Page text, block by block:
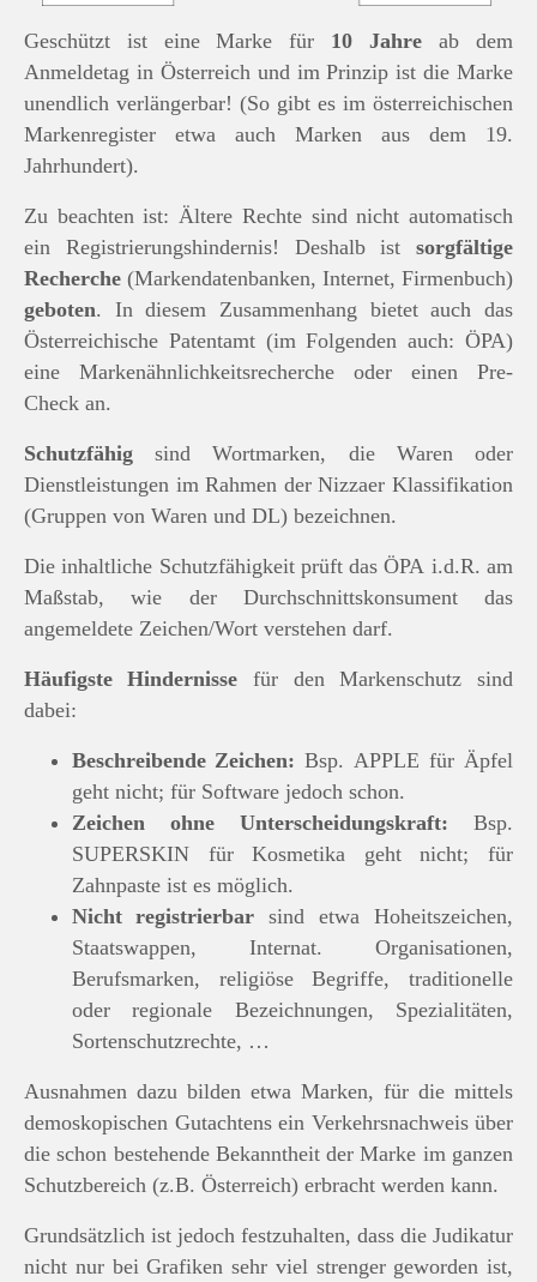
Geschützt ist eine Marke für 10 Jahre ab dem
Anmeldetag in Österreich und im Prinzip ist die Marke
unendlich verlängerbar! (So gibt es im österreichischen
Markenregister etwa auch Marken aus dem 19.
Jahrhundert).
Zu beachten ist: Ältere Rechte sind nicht automatisch
ein Registrierungshindernis! Deshalb ist sorgfältige
Recherche (Markendatenbanken, Internet, Firmenbuch)
geboten. In diesem Zusammenhang bietet auch das
Österreichische Patentamt (im Folgenden auch: ÖPA)
eine Markenähnlichkeitsrecherche oder einen Pre-
Check an.
Schutzfähig sind Wortmarken, die Waren oder
Dienstleistungen im Rahmen der Nizzaer Klassifikation
(Gruppen von Waren und DL) bezeichnen.
Die inhaltliche Schutzfähigkeit prüft das ÖPA i.d.R. am
Maßstab, wie der Durchschnittskonsument das
angemeldete Zeichen/Wort verstehen darf.
Häufigste Hindernisse für den Markenschutz sind
dabei:
Beschreibende Zeichen: Bsp. APPLE für Äpfel
geht nicht; für Software jedoch schon.
Zeichen ohne Unterscheidungskraft: Bsp.
SUPERSKIN für Kosmetika geht nicht; für
Zahnpaste ist es möglich.
Nicht registrierbar sind etwa Hoheitszeichen,
Staatswappen, Internat. Organisationen,
Berufsmarken, religiöse Begriffe, traditionelle
oder regionale Bezeichnungen, Spezialitäten,
Sortenschutzrechte, …
Ausnahmen dazu bilden etwa Marken, für die mittels
demoskopischen Gutachtens ein Verkehrsnachweis über
die schon bestehende Bekanntheit der Marke im ganzen
Schutzbereich (z.B. Österreich) erbracht werden kann.
Grundsätzlich ist jedoch festzuhalten, dass die Judikatur
nicht nur bei Grafiken sehr viel strenger geworden ist,